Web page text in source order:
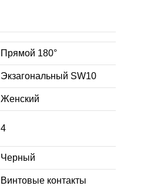
Прямой 180°
Экзагональный SW10
Женский
4
Черный
Винтовые контакты